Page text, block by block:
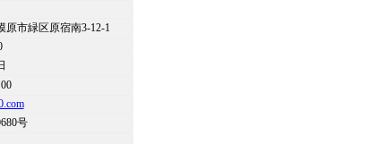
原市緑区原宿南3-12-1
号